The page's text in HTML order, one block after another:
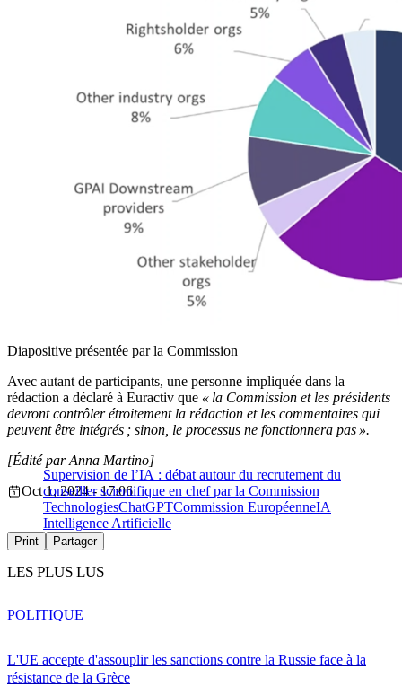
Diapositive présentée par la Commission
Avec autant de participants, une personne impliquée dans la
rédaction a déclaré à Euractiv que « la Commission et les présidents
devront contrôler étroitement la rédaction et les commentaires qui
peuvent être intégrés ; sinon, le processus ne fonctionnera pas ».
Supervision de l’IA : débat autour du recrutement du
conseiller scientifique en chef par la Commission
[Édité par Anna Martino]
Oct 1, 2024 - 17:06
TechnologiesChatGPTCommission EuropéenneIA
Intelligence Artificielle
Print Partager
LES PLUS LUS
L'UE accepte d'assouplir les sanctions contre la Russie face à la
résistance de la Grèce
POLITIQUE